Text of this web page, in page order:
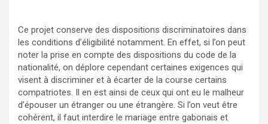
Ce projet conserve des dispositions discriminatoires dans
les conditions d’éligibilité notamment. En effet, si l’on peut
noter la prise en compte des dispositions du code de la
nationalité, on déplore cependant certaines exigences qui
visent à discriminer et à écarter de la course certains
compatriotes. Il en est ainsi de ceux qui ont eu le malheur
d’épouser un étranger ou une étrangère. Si l’on veut être
cohérent, il faut interdire le mariage entre gabonais et